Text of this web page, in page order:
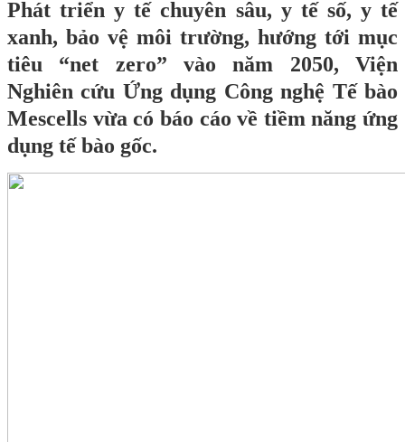
Phát triển y tế chuyên sâu, y tế số, y tế
xanh, bảo vệ môi trường, hướng tới mục
tiêu “net zero” vào năm 2050, Viện
Nghiên cứu Ứng dụng Công nghệ Tế bào
Mescells vừa có báo cáo về tiềm năng ứng
dụng tế bào gốc.